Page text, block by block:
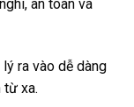
an toàn và
lý ra vào dễ dàng
từ xa.